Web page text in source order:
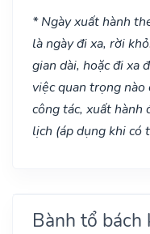
* Ngày xuất hành
là ngày đi xa, rời
gian dài, hoặc đi xa
việc quan trọng
công tác, xuất hành
lịch (áp dụng khi có
Bành tổ